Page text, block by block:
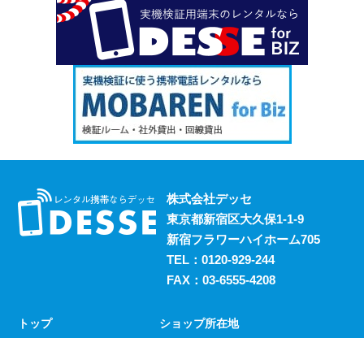
はありますが、通信速度に難があったり接続に制限があっ
たりと不便な面も否めません。 それらの影響を受けず、
電波圏内ならいつでも快適にインターネットを楽しめるポ
ケットwifiをレンタルでお得にご利用いただけます。 ご希
望の際はお気軽にご相談ください。
レンタルスマホには通話・通信以外にも様々な利用方法が
あります。 例えば、スマホ用アプリの開発における実機
検証用にスマホのレンタルをお考えの際は、デッセまでご
相談ください。
過去に発生した料金トラブルなど、身の回りの様々な事情
からスマホの利用契約を締結できない、という方は意外に
うな連絡手段となるものは手元にないと何かと手間がかか
株式会社デッセ
東京都新宿区大久保1-1-9
新宿フラワーハイホーム705
TEL： 0120-929-244
FAX：03-6555-4208
トップ
ショップ所在地